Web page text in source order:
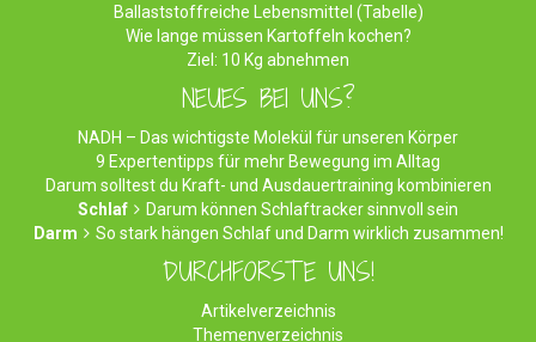
Ballaststoffreiche Lebensmittel (Tabelle)
Wie lange müssen Kartoffeln kochen?
Ziel: 10 Kg abnehmen
NEUES BEI UNS?
NADH – Das wichtigste Molekül für unseren Körper
9 Expertentipps für mehr Bewegung im Alltag
Darum solltest du Kraft- und Ausdauertraining kombinieren
Schlaf
Darum können Schlaftracker sinnvoll sein
Darm
So stark hängen Schlaf und Darm wirklich zusammen!
DURCHFORSTE UNS!
Artikelverzeichnis
Themenverzeichnis